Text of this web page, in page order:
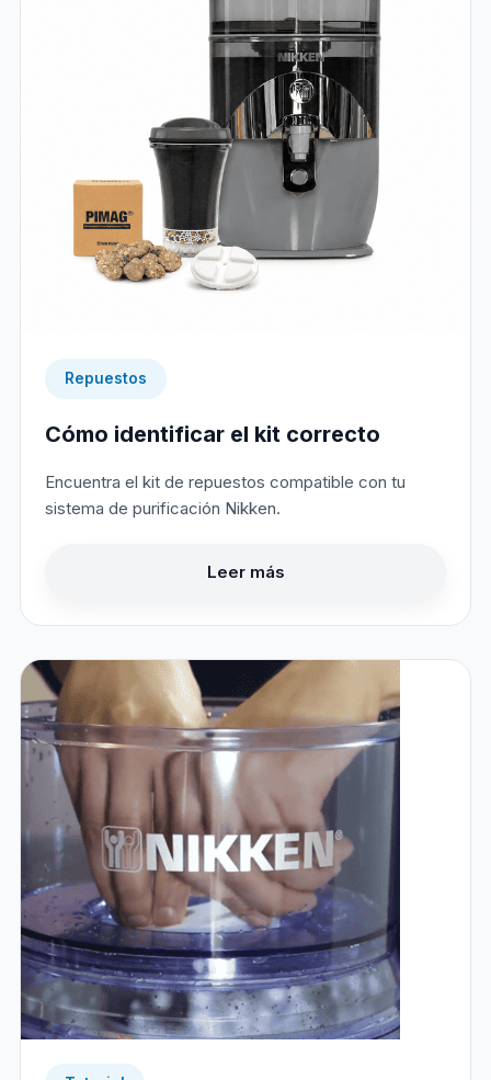
Repuestos
Cómo identificar el kit correcto
Encuentra el kit de repuestos compatible con tu
sistema de purificación Nikken.
Leer más